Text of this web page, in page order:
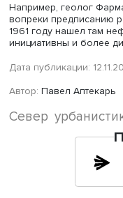
Отвечая на вопросы
действуют далеко
обычные правовые
поддержка
конкурсных
городских властей
отдаленных
По ее мнению,
территориально-